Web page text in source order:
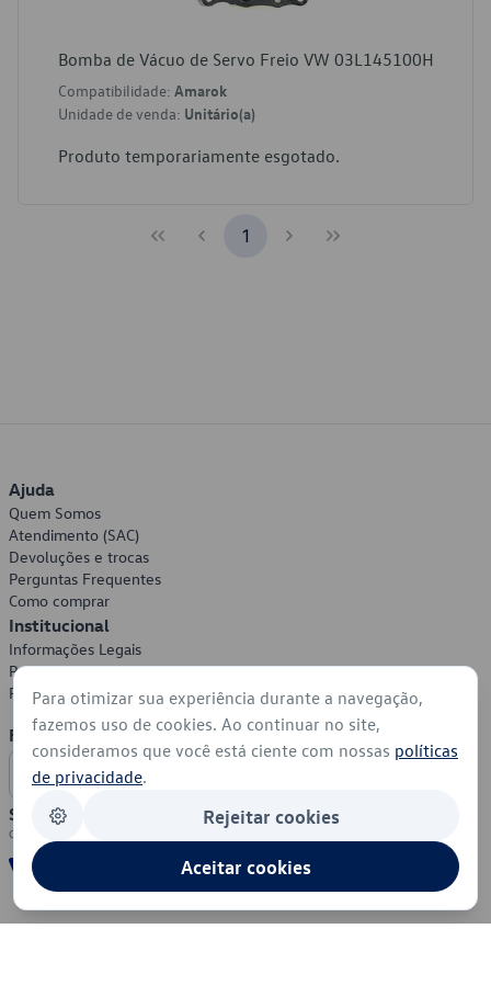
Bomba de Vácuo de Servo Freio VW 03L145100H
Compatibilidade: Amarok
Unidade de venda: Unitário(a)
Produto temporariamente esgotado.
1
Ajuda
Quem Somos
Atendimento (SAC)
Devoluções e trocas
Perguntas Frequentes
Como comprar
Institucional
Informações Legais
Política de Privacidade
Política de Cookies
Formas de Pagamento
Segurança
Para otimizar sua experiência durante a navegação,
fazemos uso de cookies. Ao continuar no site,
consideramos que você está ciente com nossas políticas
de privacidade.
Rejeitar cookies
Aceitar cookies